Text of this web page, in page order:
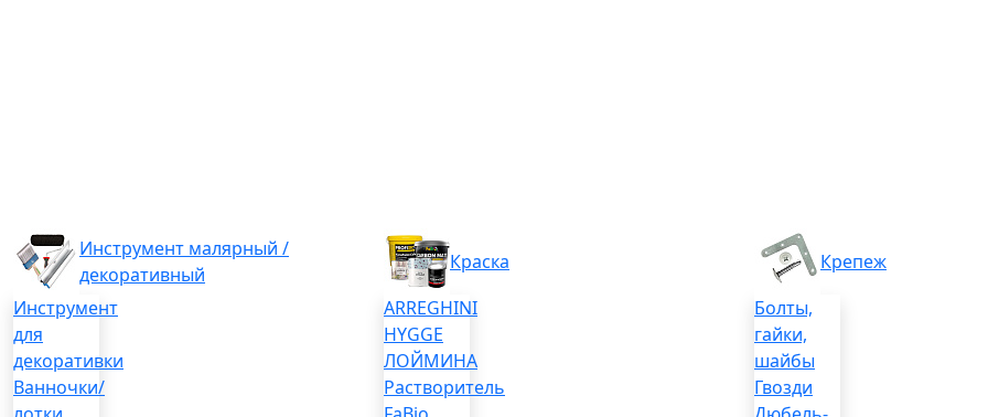
Инструмент малярный /
декоративный
Инструмент
для
декоративки
Ванночки/
Краска
ARREGHINI
HYGGE
ЛОЙМИНА
Растворитель
Крепеж
Болты,
гайки,
шайбы
Гвозди